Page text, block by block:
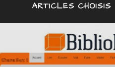
ARTICLES CHOISIS